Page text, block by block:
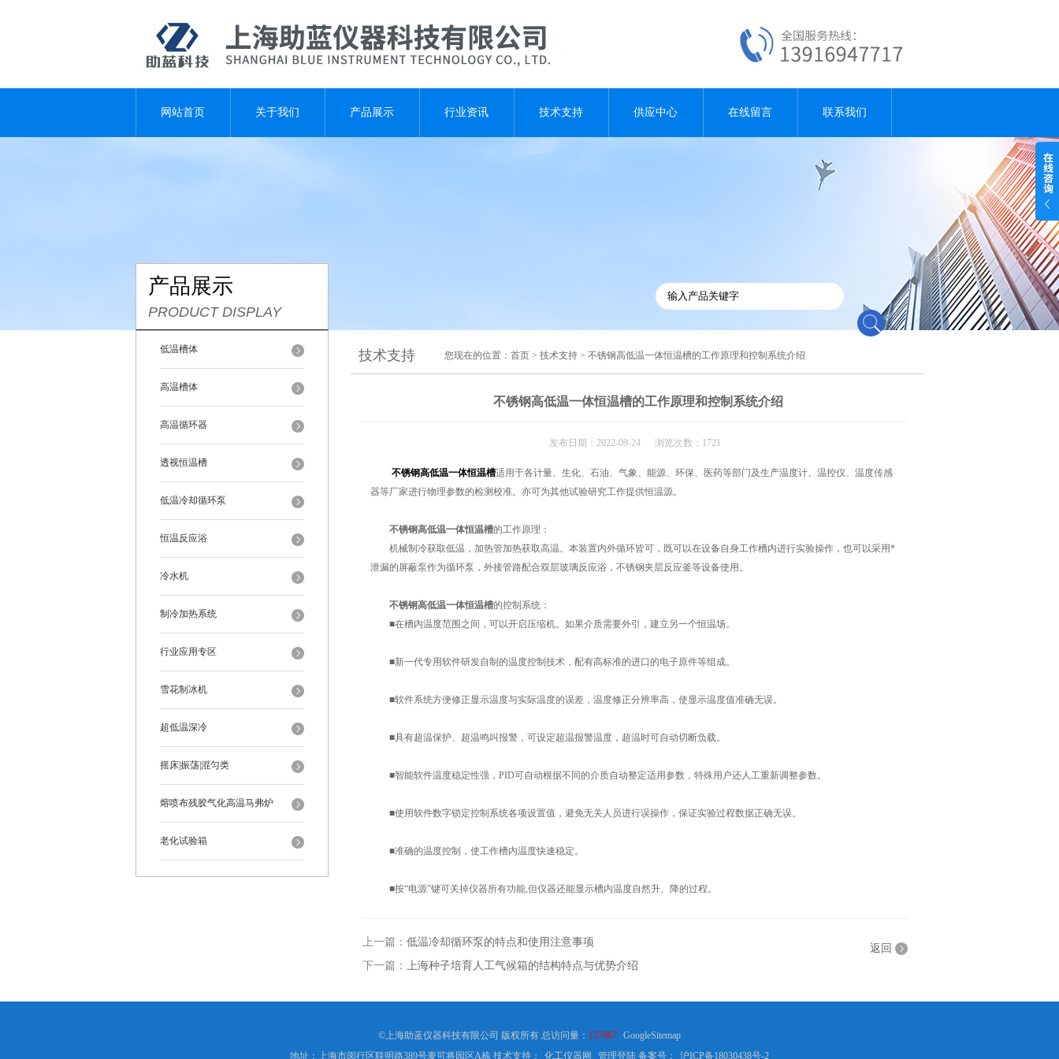
网站首页 关于我们 产品展示 行业资讯 技术支持 供应中心 在线留言 联系我们
产品展示
PRODUCT DISPLAY
低温槽体
高温槽体
高温循环器
透视恒温槽
低温冷却循环泵
恒温反应浴
冷水机
制冷加热系统
行业应用专区
雪花制冰机
超低温深冷
摇床|振荡|混匀类
熔喷布残胶气化高温马弗炉
老化试验箱
技术支持 您现在的位置： 首页 > 技术支持 > 不锈钢高低温一体恒温槽的工作原理和控制系统介绍
不锈钢高低温一体恒温槽的工作原理和控制系统介绍
发布日期：2022-09-24 浏览次数：1721
不锈钢高低温一体恒温槽适用于各计量、生化、石油、气象、能源、环保、医药等部门及生产温度计、温控仪、温度传感
器等厂家进行物理参数的检测校准。亦可为其他试验研究工作提供恒温源。
不锈钢高低温一体恒温槽的工作原理：
机械制冷获取低温，加热管加热获取高温。本装置内外循环皆可，既可以在设备自身工作槽内进行实验操作，也可以采用*
泄漏的屏蔽泵作为循环泵，外接管路配合双层玻璃反应浴，不锈钢夹层反应釜等设备使用。
不锈钢高低温一体恒温槽的控制系统：
■在槽内温度范围之间，可以开启压缩机。如果介质需要外引，建立另一个恒温场。
■新一代专用软件研发自制的温度控制技术，配有高标准的进口的电子原件等组成。
■软件系统方便修正显示温度与实际温度的误差，温度修正分辨率高，使显示温度值准确无误。
■具有超温保护、超温鸣叫报警，可设定超温报警温度，超温时可自动切断负载。
■智能软件温度稳定性强，PID可自动根据不同的介质自动整定适用参数，特殊用户还人工重新调整参数。
■使用软件数字锁定控制系统各项设置值，避免无关人员进行误操作，保证实验过程数据正确无误。
■准确的温度控制，使工作槽内温度快速稳定。
■按“电源”键可关掉仪器所有功能,但仪器还能显示槽内温度自然升、降的过程。
上一篇： 低温冷却循环泵的特点和使用注意事项
下一篇： 上海种子培育人工气候箱的结构特点与优势介绍
返回
©上海助蓝仪器科技有限公司 版权所有 总访问量： 157867 GoogleSitemap
地址：上海市闵行区联明路389号麦可将园区A栋 技术支持：
化工仪器网 管理登陆 备案号： 沪ICP备18030438号-2